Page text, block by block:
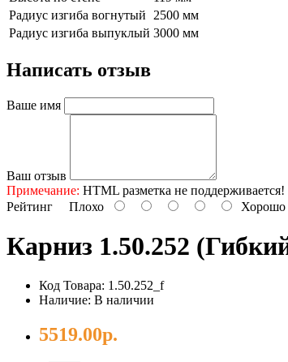
Радиус изгиба вогнутый
2500 мм
Радиус изгиба выпуклый 3000 мм
Написать отзыв
Ваше имя
Ваш отзыв
Примечание: HTML разметка не
Рейтинг Плохо Хорошо
Карниз 1.50.252
Код Товара: 1.50.252_f
Наличие: В наличии
5519.00р.